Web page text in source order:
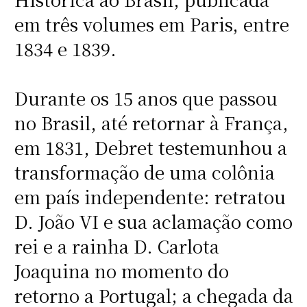
em três volumes em Paris, entre
1834 e 1839.
Durante os 15 anos que passou
no Brasil, até retornar à França,
em 1831, Debret testemunhou a
transformação de uma colônia
em país independente: retratou
D. João VI e sua aclamação como
rei e a rainha D. Carlota
Joaquina no momento do
retorno a Portugal; a chegada da